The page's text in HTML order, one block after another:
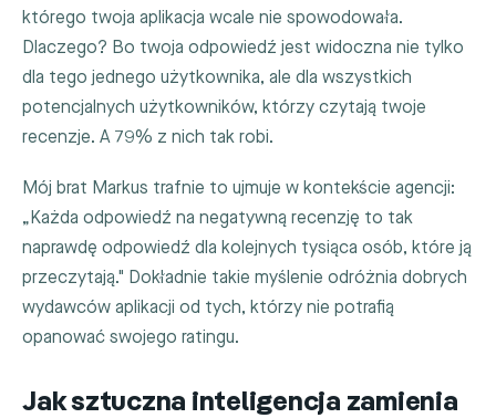
którego twoja aplikacja wcale nie spowodowała.
Dlaczego? Bo twoja odpowiedź jest widoczna nie tylko
dla tego jednego użytkownika, ale dla wszystkich
potencjalnych użytkowników, którzy czytają twoje
recenzje. A 79% z nich tak robi.
Mój brat Markus trafnie to ujmuje w kontekście agencji:
„Każda odpowiedź na negatywną recenzję to tak
naprawdę odpowiedź dla kolejnych tysiąca osób, które ją
przeczytają." Dokładnie takie myślenie odróżnia dobrych
wydawców aplikacji od tych, którzy nie potrafią
opanować swojego ratingu.
Jak sztuczna inteligencja zamienia